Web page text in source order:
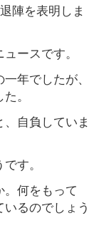
陣を表明しま
ースです。
年でしたが、
。
自負していま
す。
何をもって
いるのでしょう